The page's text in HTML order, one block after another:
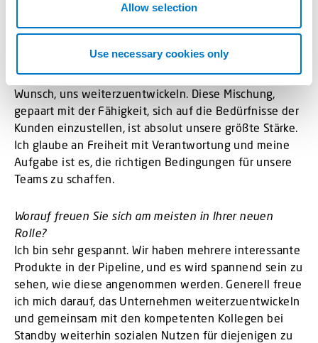
Allow selection
Use necessary cookies only
Was sehen Sie als die größte Stärke von Standby an?
unser starkes Team. Wir haben kurze
Entscheidungswege, hohe Kompetenz und den
Wunsch, uns weiterzuentwickeln. Diese Mischung,
gepaart mit der Fähigkeit, sich auf die Bedürfnisse der
Kunden einzustellen, ist absolut unsere größte Stärke.
Ich glaube an Freiheit mit Verantwortung und meine
Aufgabe ist es, die richtigen Bedingungen für unsere
Teams zu schaffen.
Worauf freuen Sie sich am meisten in Ihrer neuen
Rolle?
Ich bin sehr gespannt. Wir haben mehrere interessante
Produkte in der Pipeline, und es wird spannend sein zu
sehen, wie diese angenommen werden. Generell freue
ich mich darauf, das Unternehmen weiterzuentwickeln
und gemeinsam mit den kompetenten Kollegen bei
Standby weiterhin sozialen Nutzen für diejenigen zu